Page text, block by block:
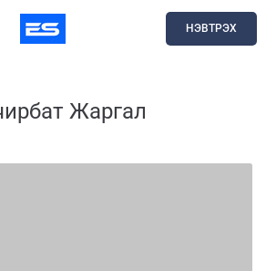
НЭВТРЭХ
Жаргал